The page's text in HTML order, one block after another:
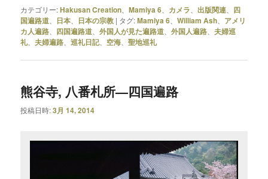
カテゴリー:Hakusan Creation 、Mamiya 6 カメラ 、出版関連
四
国遍路道
日本 日本の宗教 | タグ:Mamiya 6 、William Ash
アメリ
カ人遍路
四国遍路道 、外国人が見た遍路道 、外国人遍路 、夫婦巡
礼、夫婦遍路 、巡礼日記、 空海 、聖地巡礼
熊谷寺, 八番札所—四国遍路
投稿日時:3月 14, 2014